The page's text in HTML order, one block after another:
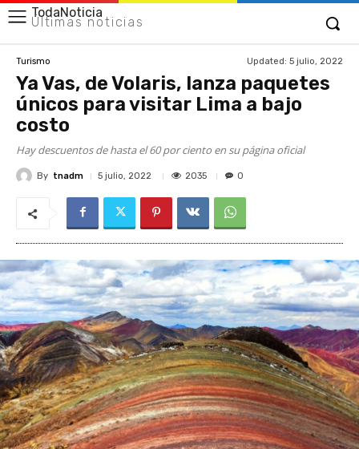
TodaNoticia
Últimas noticias
Turismo Updated: 5 julio, 2022
Ya Vas, de Volaris, lanza paquetes
únicos para visitar Lima a bajo
costo
Hay descuentos de hasta el 60 por ciento en su página oficial
By tnadm 5 julio, 2022 2035 0